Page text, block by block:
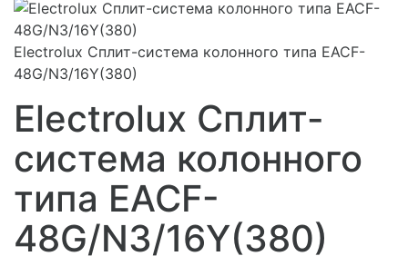
Electrolux Сплит-система колонного типа EACF-
48G/N3/16Y(380)
Electrolux Сплит-
система колонного
типа EACF-
48G/N3/16Y(380)